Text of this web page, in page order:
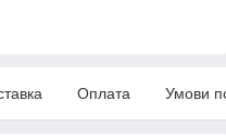
Оплата Умови